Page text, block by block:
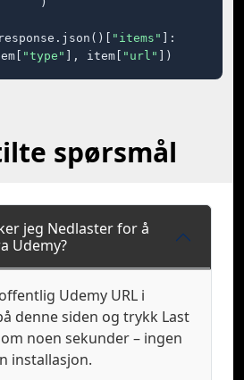
"items"
]:
"type" ], item[ "url" ])
spørsmål
jeg Nedlaster for å
Udemy?
Udemy URL i
denne siden og trykk Last
noen sekunder – ingen
installasjon.